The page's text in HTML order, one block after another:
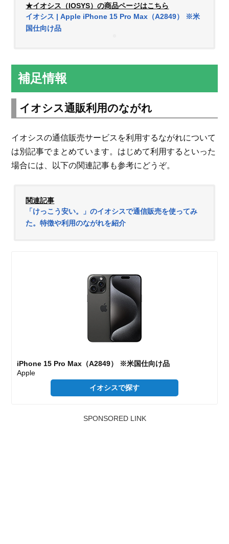
★イオシス（IOSYS）の商品ページはこちら
イオシス | Apple iPhone 15 Pro Max（A2849） ※米
国仕向け品
補足情報
イオシス通販利用のながれ
イオシスの通信販売サービスを利用するながれについて
は別記事でまとめています。はじめて利用するといった
場合には、以下の関連記事も参考にどうぞ。
関連記事
「けっこう安い。」のイオシスで通信販売を使ってみ
た。特徴や利用のながれを紹介
iPhone 15 Pro Max（A2849） ※米国仕向け品
Apple
イオシスで探す
SPONSORED LINK